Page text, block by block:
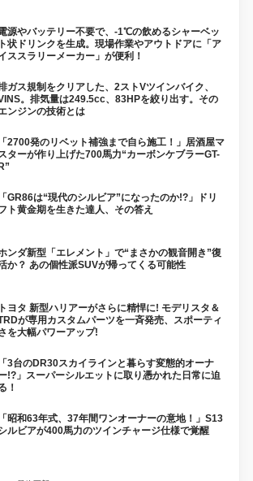
源やバッテリー不要で、-1℃の飲めるシャーベッ
ト状ドリンクを生成。現場作業やアウトドアに「ア
ススラリーメーカー」が便利！
ガス規制をクリアした、2ストVツインバイク、
。排気量は249.5cc、83HPを絞り出す。その
ンジンの技術とは
「2700発のリベット補強まで自ら施工！」居酒屋マ
ターが作り上げた700馬力“カーボンケブラーGT-
R”
「GR86は“現代のシルビア”になったのか!?」ドリ
ト黄金期を生きた達人、その答え
ンダ新型「エレメント」で“まさかの観音開き”復
か？ あの個性派SUVが帰ってくる可能性
トヨタ 新型ハリアーがさらに精悍に! モデリスタ＆
が専用カスタムパーツを一斉発売、スポーティ
を大幅パワーアップ!
「3台のDR30スカイラインと暮らす変態的オーナ
!?」スーパーシルエットに取り憑かれた日常に迫
！
「昭和63年式、37年間ワンオーナーの意地！」S13
ルビアが400馬力のツインチャージ仕様で覚醒